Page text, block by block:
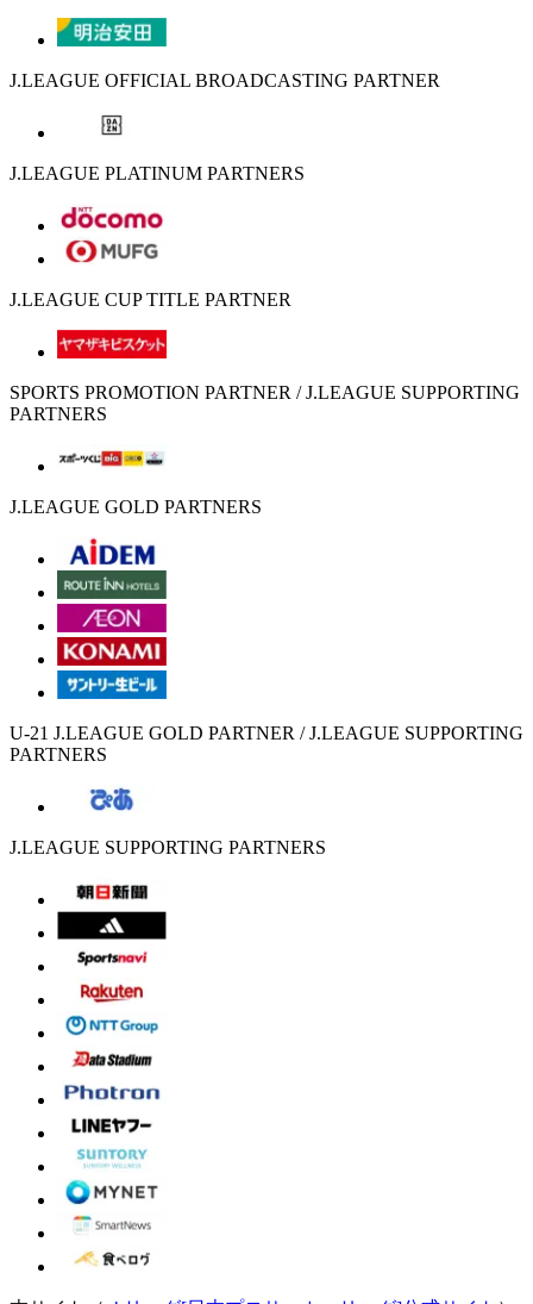
J.LEAGUE OFFICIAL BROADCASTING PARTNER
J.LEAGUE PLATINUM PARTNERS
J.LEAGUE CUP TITLE PARTNER
SPORTS PROMOTION PARTNER / J.LEAGUE SUPPORTING
PARTNERS
J.LEAGUE GOLD PARTNERS
U-21 J.LEAGUE GOLD PARTNER / J.LEAGUE SUPPORTING
PARTNERS
J.LEAGUE SUPPORTING PARTNERS